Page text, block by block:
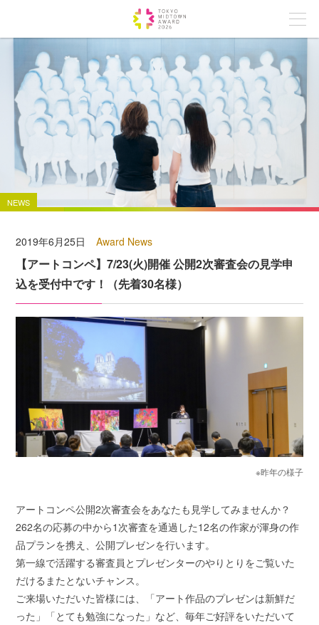
NEWS
2019年6月25日 Award News
【アートコンペ】7/23(火)開催 公開2次審査会の見学申
込を受付中です！（先着30名様）
※昨年の様子
アートコンペ公開2次審査会をあなたも見学してみませんか？
262名の応募の中から1次審査を通過した12名の作家が渾身の作
品プランを携え、公開プレゼンを行います。
第一線で活躍する審査員とプレゼンターのやりとりをご覧いた
だけるまたとないチャンス。
ご来場いただいた皆様には、「アート作品のプレゼンは新鮮だ
った」「とても勉強になった」など、毎年ご好評をいただいて